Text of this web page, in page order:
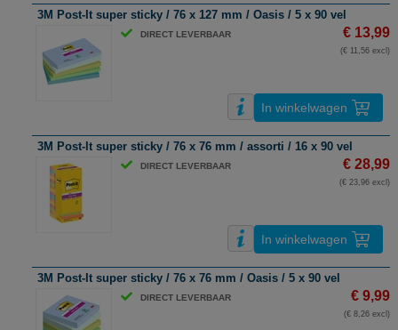
3M Post-It super sticky / 76 x 127 mm / Oasis / 5 x 90 vel
DIRECT LEVERBAAR € 13,99
(€ 11,56 excl)
In winkelwagen
3M Post-It super sticky / 76 x 76 mm / assorti / 16 x 90 vel
DIRECT LEVERBAAR € 28,99
(€ 23,96 excl)
In winkelwagen
3M Post-It super sticky / 76 x 76 mm / Oasis / 5 x 90 vel
DIRECT LEVERBAAR € 9,99
(€ 8,26 excl)